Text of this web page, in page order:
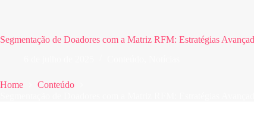
Segmentação de Doadores com a Matriz RFM: Estratégias
Home
Conteúdo